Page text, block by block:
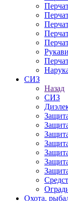
СИЗ
Назад
СИЗ
Охота,